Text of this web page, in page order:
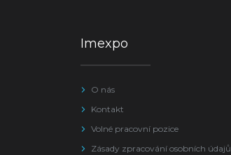
Imexpo
O nás
Kontakt
Volné pracovní pozice
Zásady zpracování osobních údajů